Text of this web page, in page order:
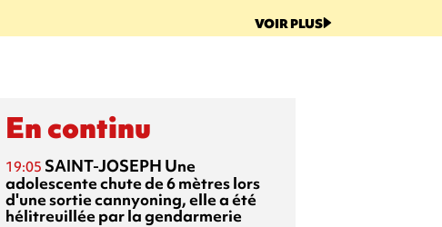
VOIR PLUS
En continu
19:05 SAINT-JOSEPH Une
adolescente chute de 6 mètres lors
d'une sortie cannyoning, elle a été
hélitreuillée par la gendarmerie